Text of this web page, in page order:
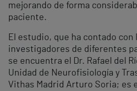
mejorando de forma
paciente.
El estudio, que ha contado
investigadores de diferentes
se encuentra el Dr. Rafael del
Unidad de Neurofisiología y
Vithas Madrid Arturo Soria; es